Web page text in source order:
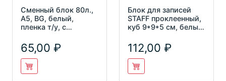
Сменный блок 80л.,
А5, BG, белый,
пленка т/у, с
65,00
Блок для записей
STAFF проклеенный,
куб 9*9*5 см, белый,
112,00